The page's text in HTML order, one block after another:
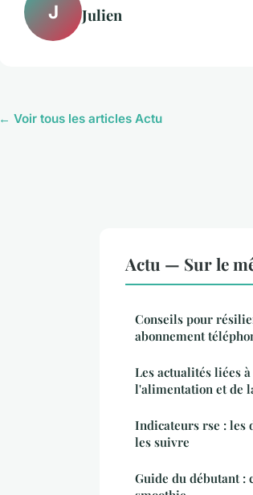
J Julien
← Voir tous les articles Actu
Actu — Sur le
Conseils pour
abonnement
Les actualités liées
l'alimentation et de
Indicateurs rse : les
les suivre
Guide du débutant :